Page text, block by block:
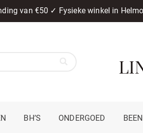
van €50 ✓ Fysieke winkel in
BH’S ONDERGOED